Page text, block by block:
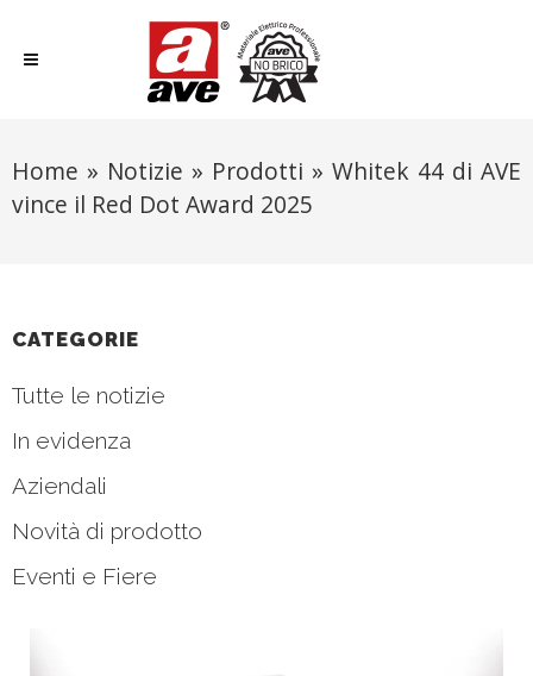
Home » Notizie » Prodotti » Whitek 44 di AVE
vince il Red Dot Award 2025
CATEGORIE
Tutte le notizie
In evidenza
Aziendali
Novità di prodotto
Eventi e Fiere